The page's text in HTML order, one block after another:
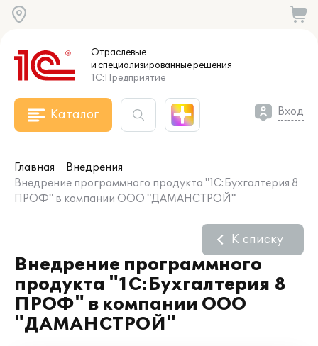
Отраслевые
и специализированныерешения
1С:Предприятие
Каталог Вход
Главная
Внедрения
Внедрение программного продукта "1С:Бухгалтерия 8
ПРОФ" в компании ООО "ДАМАНСТРОЙ"
Внедрение программного
продукта "1С:Бухгалтерия 8
ПРОФ" в компании ООО
"ДАМАНСТРОЙ"
К списку